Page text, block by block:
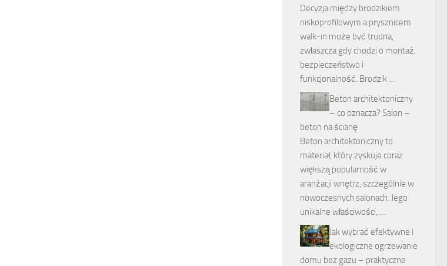
Decyzja między brodzikiem
niskoprofilowym a prysznicem
walk-in może być trudna,
zwłaszcza gdy chodzi o montaż,
bezpieczeństwo i
funkcjonalność. Brodzik …
Beton architektoniczny
– co oznacza? Salon –
beton na ścianę
Beton architektoniczny to
materiał, który zyskuje coraz
większą popularność w
aranżacji wnętrz, szczególnie w
nowoczesnych salonach. Jego
unikalne właściwości, …
Jak wybrać efektywne i
ekologiczne ogrzewanie
domu bez gazu – praktyczne